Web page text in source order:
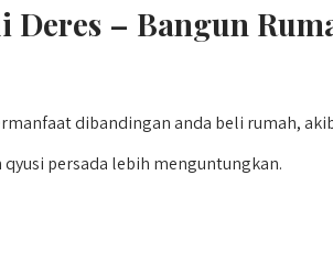
Deres – Bangun
dibandingan anda beli rumah,
persada lebih menguntungkan.